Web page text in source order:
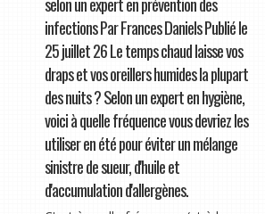
infections Par Frances Daniels Publié le
25 juillet 26 Le temps chaud laisse vos
draps et vos oreillers humides la plupart
des nuits ? Selon un expert en hygiène,
voici à quelle fréquence vous devriez les
utiliser en été pour éviter un mélange
sinistre de sueur, d'huile et
d'accumulation d'allergènes.